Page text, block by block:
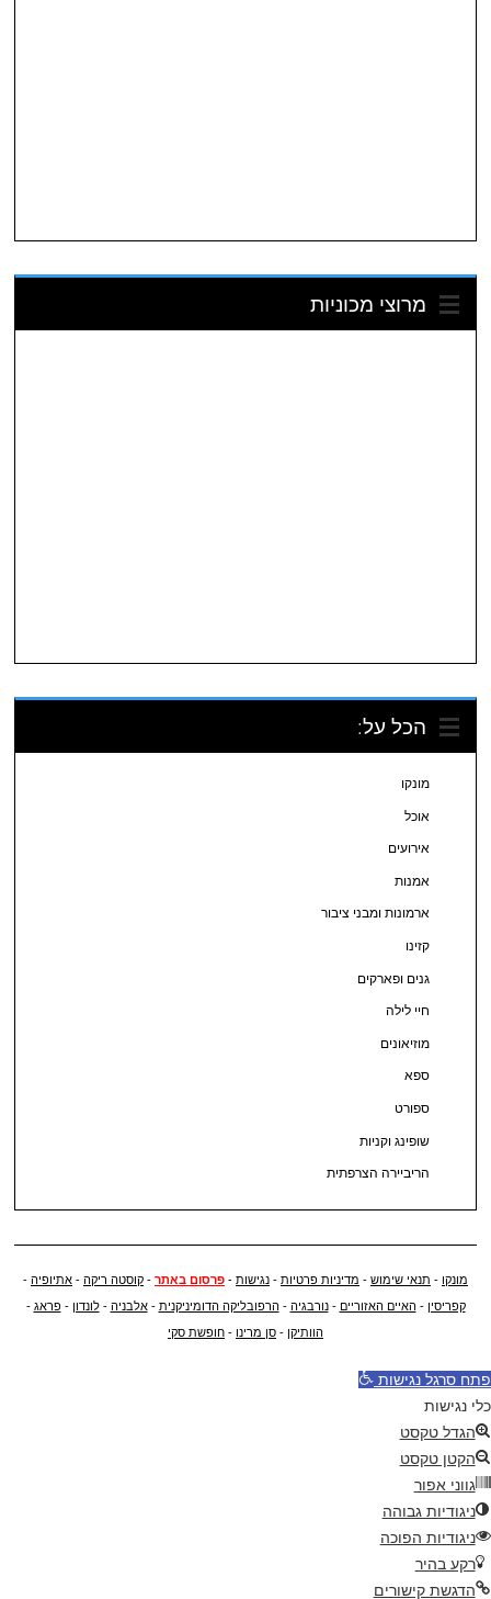
מרוצי מכוניות
הכל על:
מונקו
אוכל
אירועים
אמנות
ארמונות ומבני ציבור
קזינו
גנים ופארקים
חיי לילה
מוזיאונים
ספא
ספורט
שופינג וקניות
הריביירה הצרפתית
מונקו - תנאי שימוש - מדיניות פרטיות - נגישות - פרסום באתר - קוסטה ריקה - אתיופיה -
קפריסין -האיים האזוריים -נורבגיה -הרפובליקה הדומיניקנית -אלבניה -לונדון -פראג -
הוותיקן - סן מרינו - חופשת סקי
פתח סרגל נגישות
כלי נגישות
הגדל טקסט
הקטן טקסט
גווני אפור
ניגודיות גבוהה
ניגודיות הפוכה
רקע בהיר
הדגשת קישורים